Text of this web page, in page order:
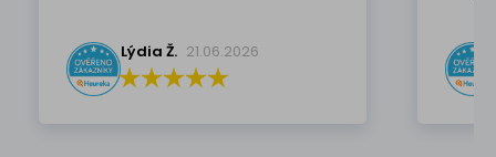
Lýdia Ž. 21.06.2026